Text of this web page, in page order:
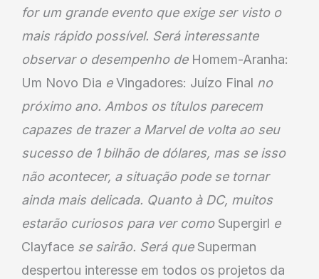
for um grande evento que exige ser visto o
mais rápido possível. Será interessante
observar o desempenho de Homem-Aranha:
Um Novo Dia eVingadores: Juízo Final no
próximo ano. Ambos os títulos parecem
capazes de trazer a Marvel de volta ao seu
sucesso de 1 bilhão de dólares, mas se isso
não acontecer, a situação pode se tornar
ainda mais delicada. Quanto à DC, muitos
estarão curiosos para ver como Supergirl e
Clayface se sairão. Será que Superman
despertou interesse em todos os projetos da